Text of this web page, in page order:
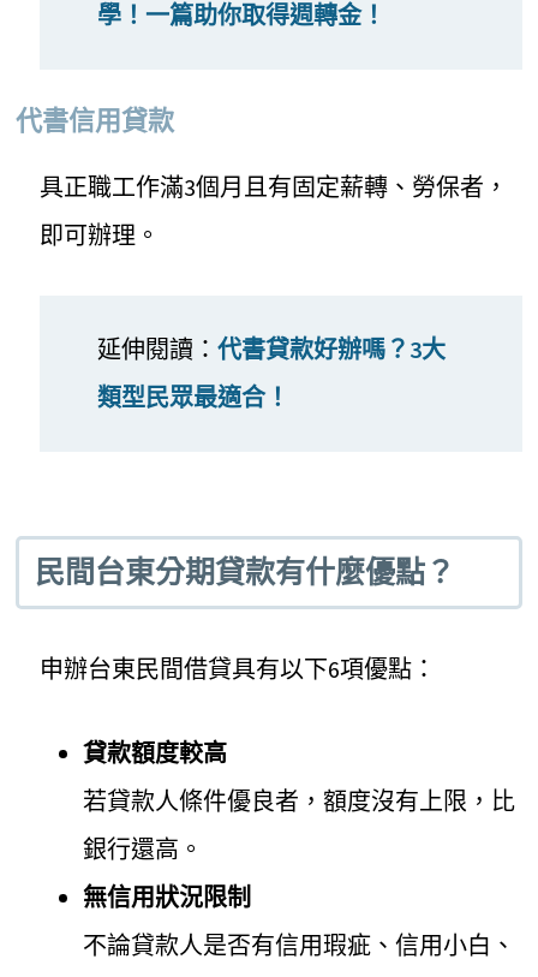
學！一篇助你取得週轉金！
代書信用貸款
具正職工作滿3個月且有固定薪轉、勞保者，
即可辦理。
延伸閱讀： 代書貸款好辦嗎？3大
類型民眾最適合！
民間台東分期貸款有什麼優點？
申辦台東民間借貸具有以下6項優點：
貸款額度較高
若貸款人條件優良者，額度沒有上限，比
銀行還高。
無信用狀況限制
不論貸款人是否有信用瑕疵、信用小白、